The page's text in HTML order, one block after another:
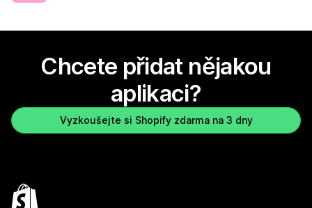
Chcete přidat nějakou
aplikaci?
Vyzkoušejte si Shopify zdarma na 3 dny